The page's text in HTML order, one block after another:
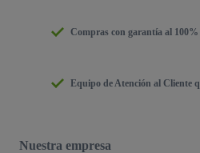
Compras con garantía al 100%
Equipo de Atención al Cliente
Nuestra empresa